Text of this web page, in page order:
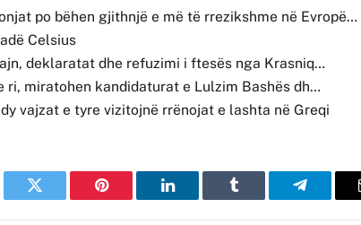
po bëhen gjithnjë e më të rrezikshme në Evropë…
Celsius
deklaratat dhe refuzimi i ftesës nga Krasniq…
ri, miratohen kandidaturat e Lulzim Bashës dh…
vajzat e tyre vizitojnë rrënojat e lashta në Greqi
Twitter Pinterest LinkedIn Tumblr Telegram